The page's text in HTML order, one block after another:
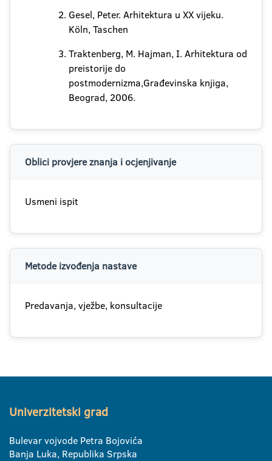
Gesel, Peter. Arhitektura u XX vijeku.
Köln, Taschen
Traktenberg, M. Hajman, I. Arhitektura od
preistorije do
postmodernizma,Građevinska knjiga,
Beograd, 2006.
Oblici provjere znanja i ocjenjivanje
Usmeni ispit
Metode izvođenja nastave
Predavanja, vježbe, konsultacije
Univerzitetski grad
Bulevar vojvode Petra Bojovića
Banja Luka, Republika Srpska